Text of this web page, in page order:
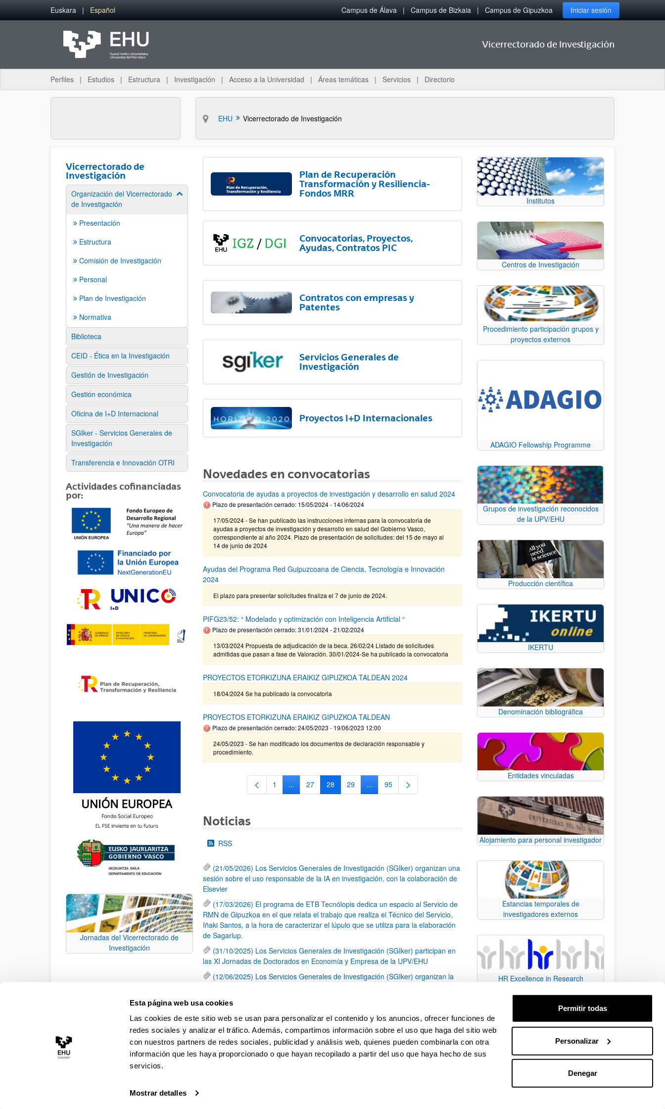
Esta página web usa cookies
Las cookies de este sitio web se usan para personalizar el contenido y los anuncios, ofrecer funciones de
redes sociales y analizar el tráfico. Además, compartimos información sobre el uso que haga del sitio web
con nuestros partners de redes sociales, publicidad y análisis web, quienes pueden combinarla con otra
información que les haya proporcionado o que hayan recopilado a partir del uso que haya hecho de sus
servicios.
Mostrar detalles
Permitir todas
Personalizar
Denegar
Saltar al contenido principal
Euskara Español Campus de Álava Campus de Bizkaia Campus de Gipuzkoa Iniciar sesión
Vicerrectorado de Investigación
Perfiles Estudios Estructura Investigación Acceso a la Universidad Áreas temáticas Servicios Directorio
EHU Vicerrectorado de Investigación
Vicerrectorado de
Investigación
Organización del Vicerrectorado
de Investigación
Mostrar/ocultar subpáginas
Presentación
Estructura
Comisión de Investigación
Personal
Plan de Investigación
Normativa
Biblioteca
CEID - Ética en la Investigación
Gestión de Investigación
Gestión económica
Oficina de I+D Internacional
SGIker - Servicios Generales de
Investigación
Transferencia e Innovación OTRI
Actividades cofinanciadas
por:
Jornadas del Vicerrectorado de
Investigación
Plan de Recuperación
Transformación y Resiliencia-
Fondos MRR
Convocatorias, Proyectos,
Ayudas, Contratos PIC
Contratos con empresas y
Patentes
Servicios Generales de
Investigación
Proyectos I+D Internacionales
Novedades en convocatorias
Convocatoria de ayudas a proyectos de investigación y desarrollo en salud 2024
Plazo de presentación cerrado: 15/05/2024 - 14/06/2024
17/05/2024 - Se han publicado las instrucciones internas para la convocatoria de
ayudas a proyectos de investigación y desarrollo en salud del Gobierno Vasco,
correspondiente al año 2024. Plazo de presentación de solicitudes: del 15 de mayo al
14 de junio de 2024
Ayudas del Programa Red Guipuzcoana de Ciencia, Tecnología e Innovación
2024
El plazo para presentar solicitudes finaliza el 7 de junio de 2024.
PIFG23/52: “ Modelado y optimización con Inteligencia Artificial “
Plazo de presentación cerrado: 31/01/2024 - 21/02/2024
13/03/2024 Propuesta de adjudicación de la beca. 26/02/24 Listado de solicitudes
admitidas que pasan a fase de Valoración. 30/01/2024-Se ha publicado la convocatoria
PROYECTOS ETORKIZUNA ERAIKIZ GIPUZKOA TALDEAN 2024
18/04/2024 Se ha publicado la convocatoria
PROYECTOS ETORKIZUNA ERAIKIZ GIPUZKOA TALDEAN
Plazo de presentación cerrado: 24/05/2023 - 19/06/2023 12:00
24/05/2023 - Se han modificado los documentos de declaración responsable y
procedimiento.
Página
1 ...Páginas intermedias Use TAB para desplazarse.
Página
27 Página
28 Página
29 ...Páginas intermedias Use TAB para desplazarse.
Página
95
Noticias
RSS
(21/05/2026) Los Servicios Generales de Investigación (SGIker) organizan una
sesión sobre el uso responsable de la IA en investigación, con la colaboración de
Elsevier
(17/03/2026) El programa de ETB Tecnólopis dedica un espacio al Servicio de
RMN de Gipuzkoa en el que relata el trabajo que realiza el Técnico del Servicio,
Iñaki Santos, a la hora de caracterizar el lúpulo que se utiliza para la elaboración
de Sagarlup.
(31/10/2025) Los Servicios Generales de Investigación (SGIker) participan en
las XI Jornadas de Doctorados en Economía y Empresa de la UPV/EHU
(12/06/2025) Los Servicios Generales de Investigación (SGIker) organizan la
una caracterización química de dos variedades de lúpulo silvestre
Página
1 Página
2 Página
3 ...
Páginas intermedias Use TAB para desplazarse.
Página
79
Institutos
Centros de Investigación
Procedimiento participación grupos y
proyectos externos
ADAGIO Fellowship Programme
Grupos de investigación reconocidos
de la UPV/EHU
Producción científica
IKERTU
Denominación bibliográfica
Entidades vinculadas
Alojamiento para personal investigador
Estancias temporales de
investigadores externos
HR Excellence in Research